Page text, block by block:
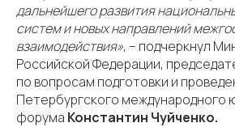
дальнейшего развития
систем и новых направлений
взаимодействия», – подчеркнул
Российской Федерации,
по вопросам подготовки и
Петербургского международного
форума Константин Чуйченко.